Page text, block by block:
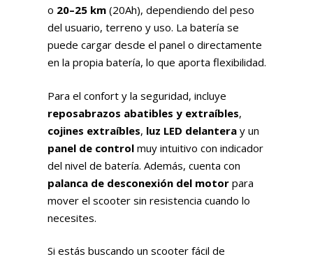
o 20–25 km(20Ah), dependiendo del peso
del usuario, terreno y uso. La batería se
puede cargar desde el panel o directamente
en la propia batería, lo que aporta flexibilidad.
Para el confort y la seguridad, incluye
reposabrazos abatibles y extraíbles,
cojines extraíbles, luz LED delanteray un
panel de controlmuy intuitivo con indicador
del nivel de batería. Además, cuenta con
palanca de desconexión del motorpara
mover el scooter sin resistencia cuando lo
necesites.
Si estás buscando un scooter fácil de